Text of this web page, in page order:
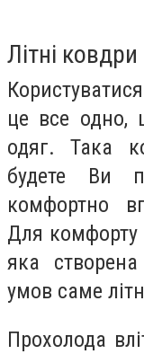
Літні
це все одно,
одяг. Така
будете Ви
комфортно
Для комфорту
яка
умов саме
Прохолода